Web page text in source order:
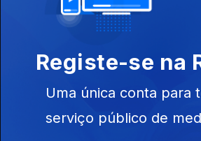
Sustentabilidade
02 ago. 2025
Registe-se na
Uma única conta para
serviço público de